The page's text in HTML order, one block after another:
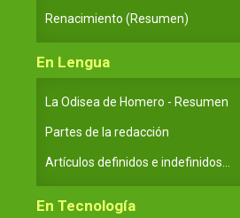
Renacimiento (Resumen)
En Lengua
La Odisea de Homero - Resumen
Partes de la redacción
Artículos definidos e indefinidos...
En Tecnología